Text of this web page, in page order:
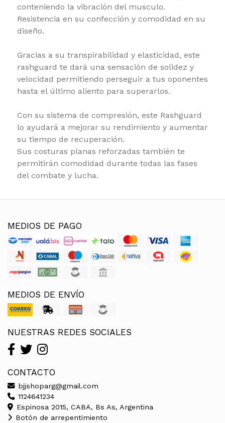
conteniendo la vibración del musculo.
Resistencia en su confección y comodidad en su
diseño.
Gracias a su transpirabilidad y elasticidad, este
rashguard te dará una sensación de solidez y
velocidad permitiendo perseguir a tus oponentes
hasta el último aliento para superarlos.
Con su sistema de compresión, este Rashguard
lo ayudará a mejorar su rendimiento y aumentar
su tiempo de recuperación.
Sus costuras planas reforzadas también te
permitirán comodidad durante todas las fases
del combate y lucha.
MEDIOS DE PAGO
MEDIOS DE ENVÍO
NUESTRAS REDES SOCIALES
CONTACTO
bjjshoparg@gmail.com
1124641234
Espinosa 2015, CABA, Bs As, Argentina
Botón de arrepentimiento